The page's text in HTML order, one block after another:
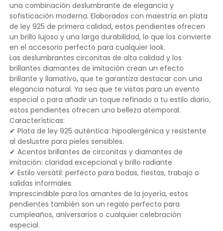
una combinación deslumbrante de elegancia y
sofisticación moderna. Elaborados con maestría en plata
de ley 925 de primera calidad, estos pendientes ofrecen
un brillo lujoso y una larga durabilidad, lo que los convierte
en el accesorio perfecto para cualquier look.
Las deslumbrantes circonitas de alta calidad y los
brillantes diamantes de imitación crean un efecto
brillante y llamativo, que te garantiza destacar con una
elegancia natural. Ya sea que te vistas para un evento
especial o para añadir un toque refinado a tu estilo diario,
estos pendientes ofrecen una belleza atemporal.
Características:
✔ Plata de ley 925 auténtica: hipoalergénica y resistente
al deslustre para pieles sensibles.
✔ Acentos brillantes de circonitas y diamantes de
imitación: claridad excepcional y brillo radiante
✔ Estilo versátil: perfecto para bodas, fiestas, trabajo o
salidas informales.
Imprescindible para los amantes de la joyería, estos
pendientes también son un regalo perfecto para
cumpleaños, aniversarios o cualquier celebración
especial.